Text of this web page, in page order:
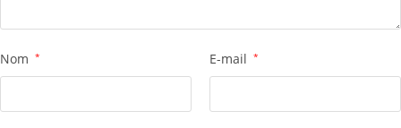
Nom * E-mail *